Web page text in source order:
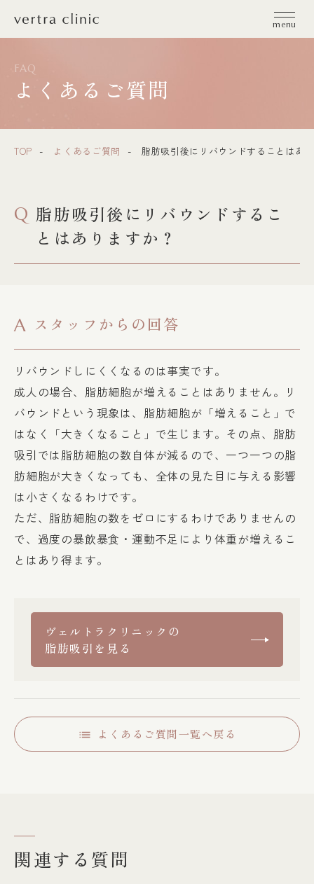
vertra clinic（ヴェルトラクリニック）
menu
FAQ
よくあるご質問
TOP よくあるご質問 脂肪吸引後にリバウンドすることはあ
Q 脂肪吸引後にリバウンドするこ
とはありますか？
A スタッフからの回答
リバウンドしにくくなるのは事実です。
成人の場合、脂肪細胞が増えることはありません。リ
バウンドという現象は、脂肪細胞が「増えること」で
はなく「大きくなること」で生じます。その点、脂肪
吸引では脂肪細胞の数自体が減るので、一つ一つの脂
肪細胞が大きくなっても、全体の見た目に与える影響
は小さくなるわけです。
ただ、脂肪細胞の数をゼロにするわけでありませんの
で、過度の暴飲暴食・運動不足により体重が増えるこ
とはあり得ます。
ヴェルトラクリニックの
脂肪吸引を見る
よくあるご質問一覧へ戻る
関連する質問